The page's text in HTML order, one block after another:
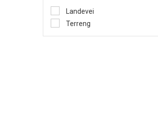
Landevei
Terreng